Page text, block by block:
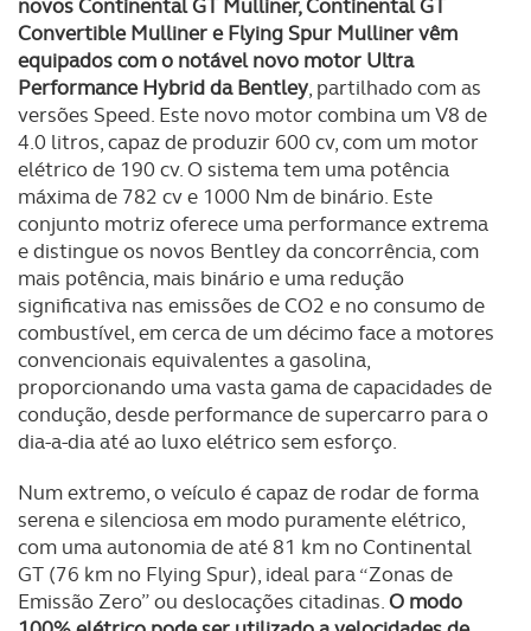
Realçamos que o bloqueio de certo tipo de Cookies e
tecnologias similares pode ter impacto na sua
experiência de navegação no Website e nos serviços
disponibilizados.
Consulte a política de cookies do site.
novos Continental GT Mulliner, Continental GT
Convertible Mulliner e Flying Spur Mulliner vêm
equipados com o notável novo motor Ultra
Performance Hybrid da Bentley, partilhado com as
versões Speed. Este novo motor combina um V8 de
4.0 litros, capaz de produzir 600 cv, com um motor
elétrico de 190 cv. O sistema tem uma potência
máxima de 782 cv e 1000 Nm de binário. Este
conjunto motriz oferece uma performance extrema
e distingue os novos Bentley da concorrência, com
mais potência, mais binário e uma redução
significativa nas emissões de CO2 e no consumo de
combustível, em cerca de um décimo face a motores
convencionais equivalentes a gasolina,
proporcionando uma vasta gama de capacidades de
condução, desde performance de supercarro para o
dia-a-dia até ao luxo elétrico sem esforço.
Num extremo, o veículo é capaz de rodar de forma
serena e silenciosa em modo puramente elétrico,
com uma autonomia de até 81 km no Continental
GT (76 km no Flying Spur), ideal para “Zonas de
Emissão Zero” ou deslocações citadinas.O modo